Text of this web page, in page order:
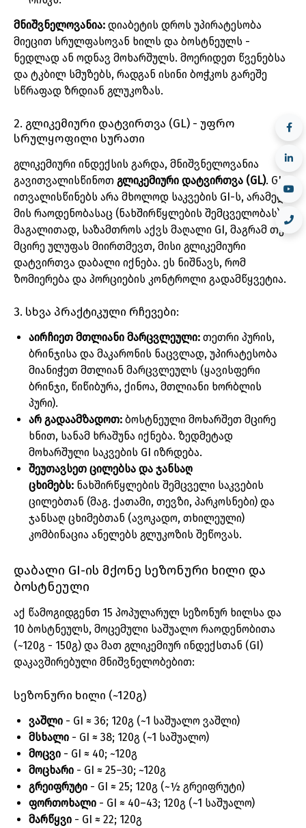
მნიშვნელოვანია: დიაბეტის დროს უპირატესობა
მიეცით სრულფასოვან ხილს და ბოსტნეულს -
ნედლად ან ოდნავ მოხარშულს. მოერიდეთ წვენებსა
და ტკბილ სმუზებს, რადგან ისინი ბოჭკოს გარეშე
სწრაფად ზრდიან გლუკოზას.
2. გლიკემიური დატვირთვა (GL) - უფრო
სრულყოფილი სურათი
გლიკემიური ინდექსის გარდა, მნიშვნელოვანია
გავითვალისწინოთ გლიკემიური დატვირთვა (GL). GL
ითვალისწინებს არა მხოლოდ საკვების GI-ს, არამედ
მის რაოდენობასაც (ნახშირწყლების შემცველობას).
მაგალითად, საზამთროს აქვს მაღალი GI, მაგრამ თუ
მცირე ულუფას მიირთმევთ, მისი გლიკემიური
დატვირთვა დაბალი იქნება. ეს ნიშნავს, რომ
ზომიერება და პორციების კონტროლი გადამწყვეტია.
3. სხვა პრაქტიკული რჩევები:
აირჩიეთ მთლიანი მარცვლეული: თეთრი პურის,
ბრინჯისა და მაკარონის ნაცვლად, უპირატესობა
მიანიჭეთ მთლიან მარცვლეულს (ყავისფერი
ბრინჯი, წიწიბურა, ქინოა, მთლიანი ხორბლის
პური).
არ გადაამზადოთ: ბოსტნეული მოხარშეთ მცირე
ხნით, სანამ ხრაშუნა იქნება. ზედმეტად
მოხარშული საკვების GI იზრდება.
შეუთავსეთ ცილებსა და ჯანსაღ
ცხიმებს: ნახშირწყლების შემცველი საკვების
ცილებთან (მაგ. ქათამი, თევზი, პარკოსნები) და
ჯანსაღ ცხიმებთან (ავოკადო, თხილეული)
კომბინაცია ანელებს გლუკოზის შეწოვას.
დაბალი GI-ის მქონე სეზონური ხილი და
ბოსტნეული
აქ წამოგიდგენთ 15 პოპულარულ სეზონურ ხილსა და
10 ბოსტნეულს, მოცემული საშუალო რაოდენობითა
(~120გ - 150გ) და მათ გლიკემიურ ინდექსთან (GI)
დაკავშირებული მნიშვნელობებით:
სეზონური ხილი (~120გ)
ვაშლი - GI ≈ 36; 120გ (~1 საშუალო ვაშლი)
მსხალი - GI ≈ 38; 120გ (~1 საშუალო)
მოცვი - GI ≈ 40; ~120გ
მოცხარი - GI ≈ 25–30; ~120გ
გრეიფრუტი - GI ≈ 25; 120გ (~½ გრეიფრუტი)
ფორთოხალი - GI ≈ 40–43; 120გ (~1 საშუალო)
მარწყვი - GI ≈ 22; 120გ